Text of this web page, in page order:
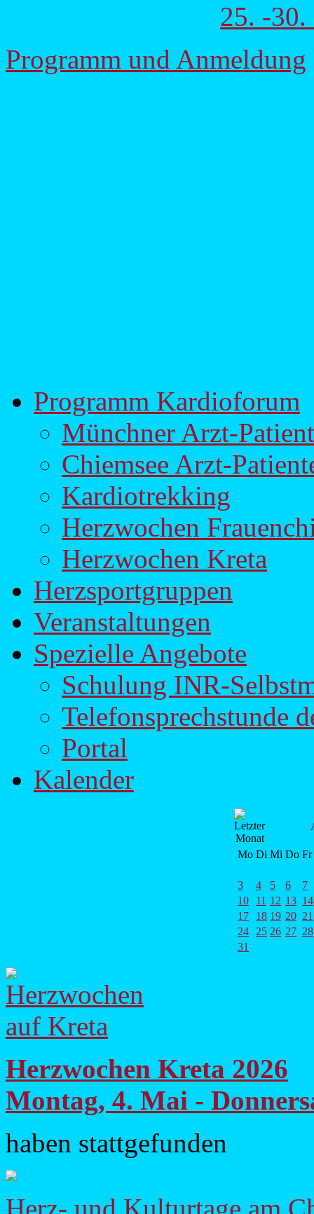
25. -
Programm und Anmeldung
Programm Kardioforum
Münchner Arzt-
Chiemsee Arzt-
Kardiotrekking
Herzwochen
Herzwochen Kreta
Herzsportgruppen
Veranstaltungen
Spezielle Angebote
Schulung INR-
Telefonsprechstunde
Portal
Kalender
Mo Di Mi Do Fr
3 4 5 6
7
10
11 12 13 14
17
18 19 20 21
24 25 26 27 28
31
Herzwochen Kreta 2026
Montag, 4. Mai -
haben stattgefunden